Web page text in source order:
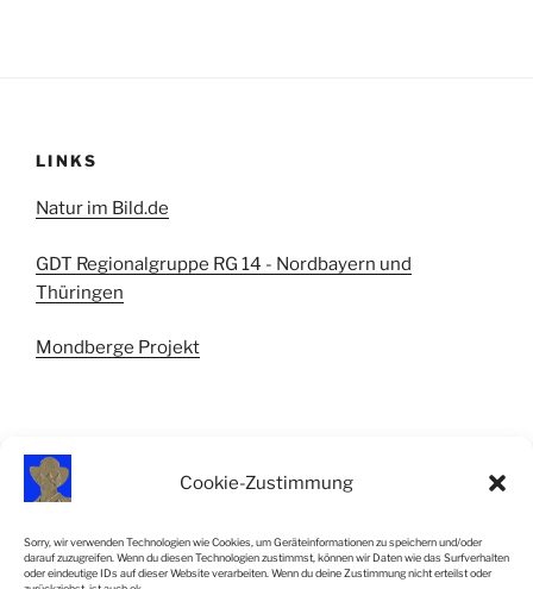
Cookie-Zustimmung
Sorry, wir verwenden Technologien wie Cookies, um Geräteinformationen zu speichern und/oder
darauf zuzugreifen. Wenn du diesen Technologien zustimmst, können wir Daten wie das Surfverhalten
oder eindeutige IDs auf dieser Website verarbeiten. Wenn du deine Zustimmung nicht erteilst oder
LINKS
Natur im Bild.de
GDT Regionalgruppe RG 14 - Nordbayern und
Thüringen
Mondberge Projekt
IMPRESSUM
Impressum